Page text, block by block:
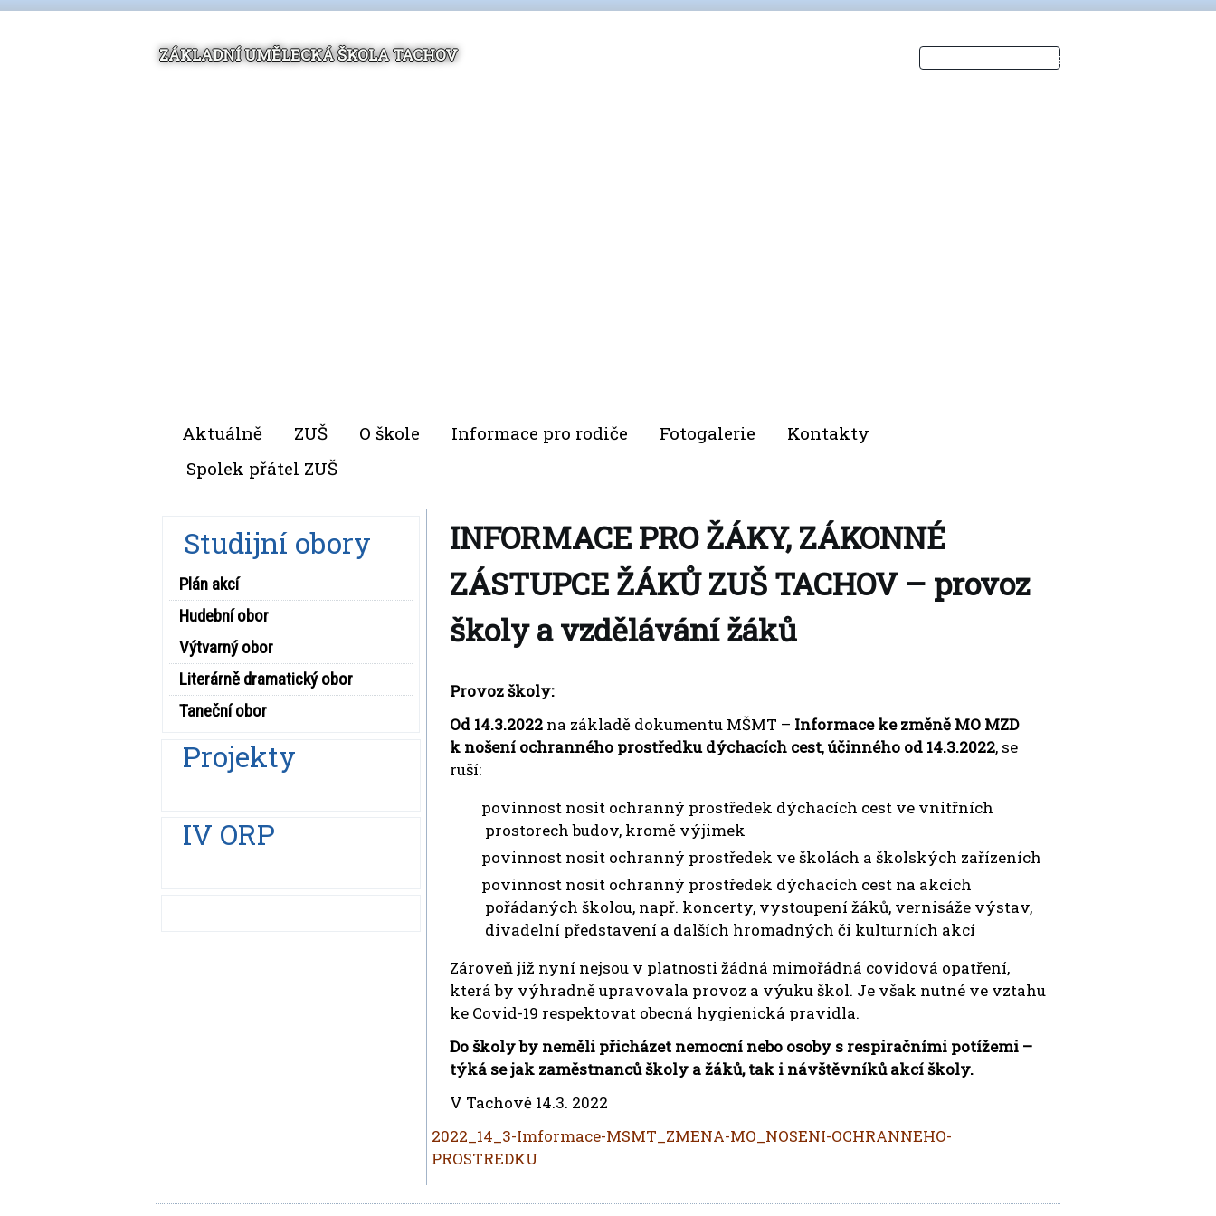
ZÁKLADNÍ UMĚLECKÁ ŠKOLA TACHOV
Aktuálně ZUŠ O škole Informace pro rodiče Fotogalerie
Kontakty
Spolek přátel ZUŠ
Studijní obory
Plán akcí
Hudební obor
Výtvarný obor
Literárně dramatický obor
Taneční obor
Projekty
IV ORP
INFORMACE PRO ŽÁKY, ZÁKONNÉ
ZÁSTUPCE ŽÁKŮ ZUŠ TACHOV – provoz
školy a vzdělávání žáků
Provoz školy:
Od 14.3.2022 na základě dokumentu MŠMT – Informace ke změně MO MZD
k nošení ochranného prostředku dýchacích cest,účinného od 14.3.2022, se
ruší:
povinnost nosit ochranný prostředek dýchacích cest ve vnitřních
prostorech budov, kromě výjimek
povinnost nosit ochranný prostředek ve školách a školských zařízeních
povinnost nosit ochranný prostředek dýchacích cest na akcích
pořádaných školou, např. koncerty, vystoupení žáků, vernisáže výstav,
divadelní představení a dalších hromadných či kulturních akcí
Zároveň již nyní nejsou v platnosti žádná mimořádná covidová opatření,
která by výhradně upravovala provoz a výuku škol. Je však nutné ve vztahu
ke Covid-19 respektovat obecná hygienická pravidla.
Do školy by neměli přicházet nemocní nebo osoby s respiračními potížemi –
týká se jak zaměstnanců školy a žáků, tak i návštěvníků akcí školy.
V Tachově 14.3. 2022
2022_14_3-Imformace-MSMT_ZMENA-MO_NOSENI-OCHRANNEHO-
PROSTREDKU